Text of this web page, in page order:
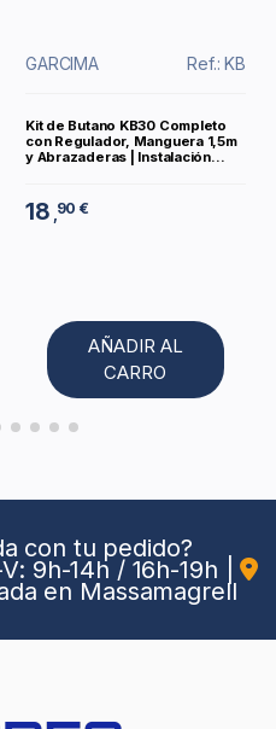
GARCIMA Ref.: KB
Kit de Butano KB30 Completo
con Regulador, Manguera 1,5m
y Abrazaderas | Instalación...
18 90 €
AÑADIR AL
CARRO
con tu pedido?
9h-14h / 16h-19h
en Massamagrell